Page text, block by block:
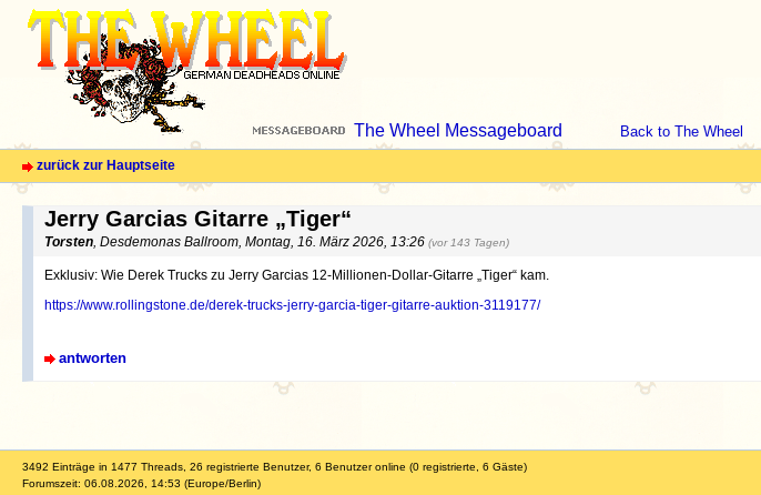
The Wheel Messageboard Back to The Wheel
zurück zur Hauptseite
Jerry Garcias Gitarre „Tiger“
Torsten , Desdemonas Ballroom, Montag, 16. März 2026, 13:26 (vor 143 Tagen)
Exklusiv: Wie Derek Trucks zu Jerry Garcias 12-Millionen-Dollar-Gitarre „Tiger“ kam.
https://www.rollingstone.de/derek-trucks-jerry-garcia-tiger-gitarre-auktion-3119177/
antworten
3492 Einträge in 1477 Threads, 26 registrierte Benutzer, 6 Benutzer online (0 registrierte, 6 Gäste)
Forumszeit: 06.08.2026, 14:53 (Europe/Berlin)